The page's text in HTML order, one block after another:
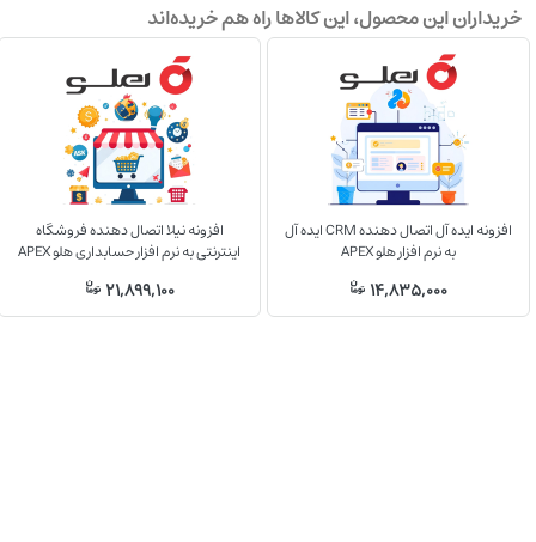
خریداران این محصول، این کالاها راه هم خریده‌اند
افزونه ایده آل اتصال دهنده CRM ایده آل
به نرم افزار هلو APEX
14,835,000
افزونه نیلا اتصال دهنده فروشگاه
اینترنتی به نرم افزار حسابداری هلو APEX
21,899,100